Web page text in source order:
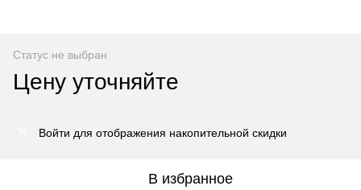
Статус не выбран
Цену уточняйте
Войти для отображения накопительной скидки
В избранное